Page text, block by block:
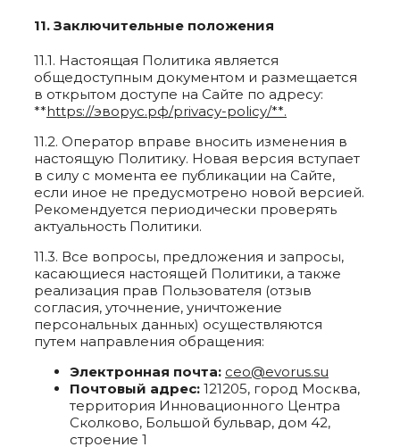
11. Заключительные положения
11.1. Настоящая Политика является
общедоступным документом и размещается
в открытом доступе на Сайте по адресу:
**https://эворус.рф/privacy-policy/**.
11.2. Оператор вправе вносить изменения в
настоящую Политику. Новая версия вступает
в силу с момента ее публикации на Сайте,
если иное не предусмотрено новой версией.
Рекомендуется периодически проверять
актуальность Политики.
11.3. Все вопросы, предложения и запросы,
касающиеся настоящей Политики, а также
реализация прав Пользователя (отзыв
согласия, уточнение, уничтожение
персональных данных) осуществляются
путем направления обращения:
Электронная почта: ceo@evorus.su
Почтовый адрес: 121205, город Москва,
территория Инновационного Центра
Сколково, Большой бульвар, дом 42,
строение 1